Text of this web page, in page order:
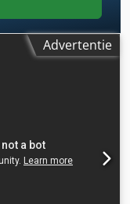
Advertentie